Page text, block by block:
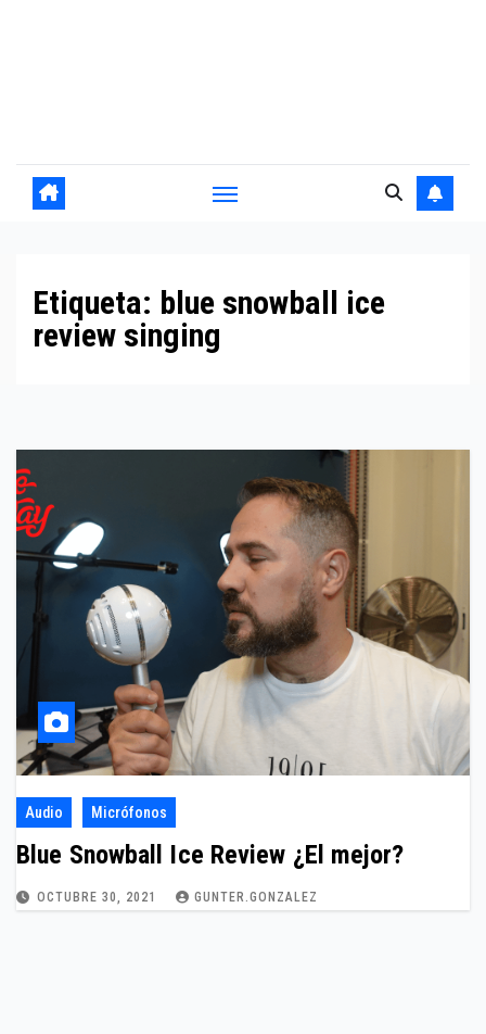
Etiqueta: blue snowball ice
review singing
Audio Micrófonos
Blue Snowball Ice Review ¿El mejor?
OCTUBRE 30, 2021 GUNTER.GONZALEZ